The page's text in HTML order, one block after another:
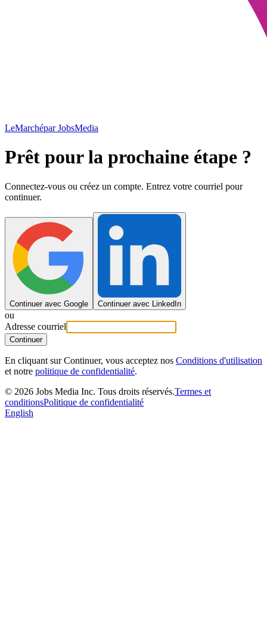
LeMarchépar JobsMedia
Prêt pour la prochaine étape ?
Connectez-vous ou créez un compte. Entrez votre courriel pour
continuer.
Continuer avec Google Continuer avec LinkedIn
ou
Adresse courriel
Continuer
En cliquant sur Continuer, vous acceptez nos Conditions d'utilisation
et notre politique de confidentialité.
© 2026 Jobs Media Inc. Tous droits réservés.Termes et
conditionsPolitique de confidentialité
English